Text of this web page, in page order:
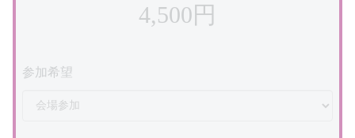
4,500円
参加希望